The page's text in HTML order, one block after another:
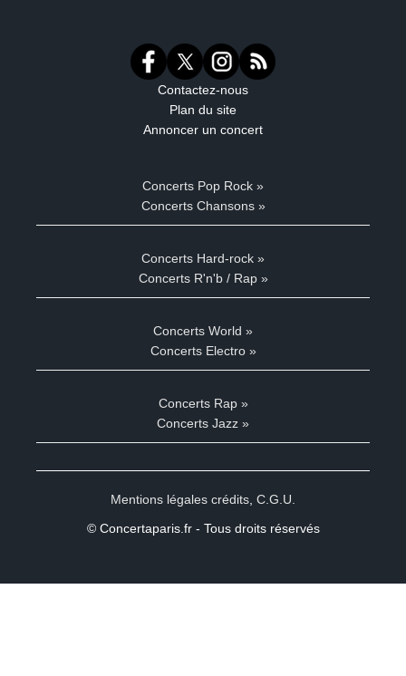
Contactez-nous
Plan du site
Annoncer un concert
Concerts Pop Rock »
Concerts Chansons »
Concerts Hard-rock »
Concerts R'n'b / Rap »
Concerts World »
Concerts Electro »
Concerts Rap »
Concerts Jazz »
Mentions légales crédits C.G.U.
© Concertaparis.fr - Tous droits réservés